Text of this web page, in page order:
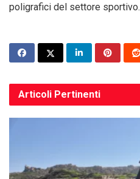
poligrafici del settore sportivo.
Articoli Pertinenti